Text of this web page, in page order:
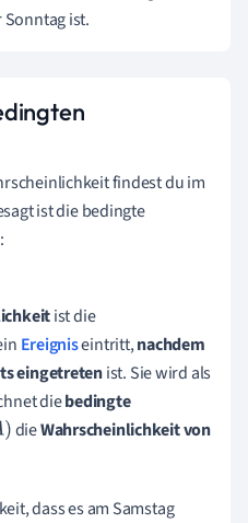
Sonntag ist.
findest du im
ist die bedingte
ist die
Ereigniseintritt,nachdem
eingetretenist. Sie wird als
diebedingte
dieWahrscheinlichkeit von
dass es am Samstag